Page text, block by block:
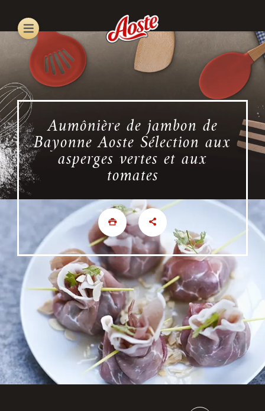
main
content
Aumônière de jambon de
Bayonne Aoste Sélection aux
asperges vertes et aux
tomates